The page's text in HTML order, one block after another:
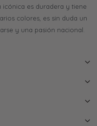
icónica es duradera y tiene
colores, es sin duda un
y una pasión nacional.